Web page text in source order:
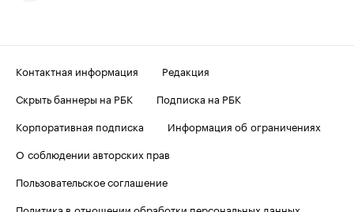
Контактная информация
Редакция
Скрыть баннеры на РБК
Подписка на РБК
Корпоративная подписка
Информация об ограничениях
О соблюдении авторских прав
Пользовательское соглашение